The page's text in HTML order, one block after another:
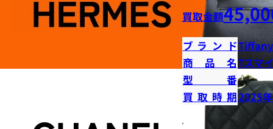
買取金額
ブランド
商品名Tスマ
型番
買取時期2025